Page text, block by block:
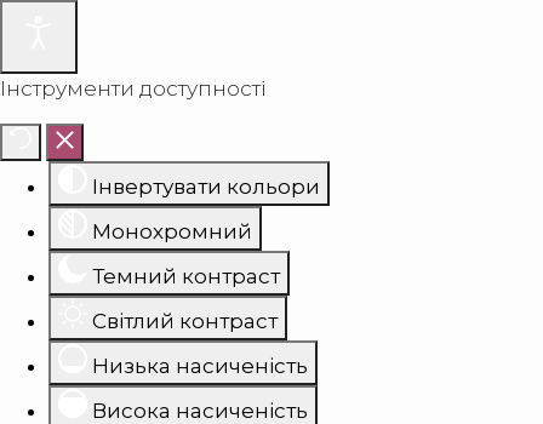
Інструменти доступності
Інвертувати кольори
Монохромний
Темний контраст
Світлий контраст
Низька насиченість
Висока насиченість